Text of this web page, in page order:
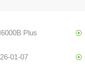
Plus
01-07